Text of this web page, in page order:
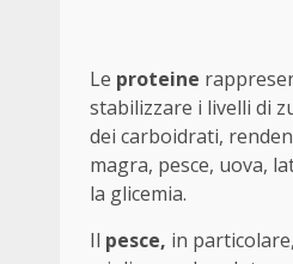
Le proteine
stabilizzare i livelli di
dei carboidrati,
magra, pesce, uova,
la glicemia.
Il pesce, in